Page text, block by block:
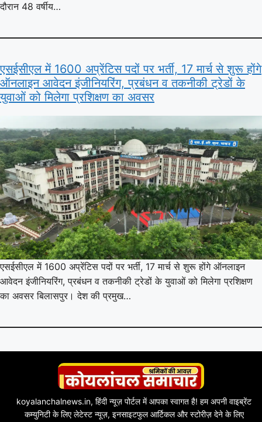
दौरान 48 वर्षीय…
एसईसीएल में 1600 अप्रेंटिस पदों पर भर्ती, 17 मार्च से शुरू होंगे
ऑनलाइन आवेदन इंजीनियरिंग, प्रबंधन व तकनीकी ट्रेडों के
युवाओं को मिलेगा प्रशिक्षण का अवसर
एसईसीएल में 1600 अप्रेंटिस पदों पर भर्ती, 17 मार्च से शुरू होंगे ऑनलाइन
आवेदन इंजीनियरिंग, प्रबंधन व तकनीकी ट्रेडों के युवाओं को मिलेगा प्रशिक्षण
का अवसर बिलासपुर। देश की प्रमुख…
koyalanchalnews.in, हिंदी न्यूज़ पोर्टल में आपका स्वागत है! हम अपनी वाइब्रेंट
कम्युनिटी के लिए लेटेस्ट न्यूज़, इनसाइटफुल आर्टिकल और स्टोरीज़ देने के लिए